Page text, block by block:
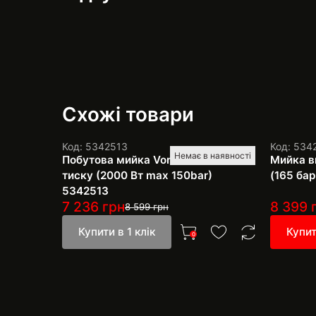
Схожі товари
Немає в наявності
Код: 5342513
Побутова мийка Vortex високого
тиску (2000 Вт max 150bar)
5342513
7 236 грн8 599грн
Купити в 1 клік 0
Код:
Мийка
(165
8 399